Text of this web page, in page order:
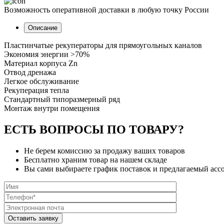
Возможность оперативной доставки в любую точку России
Описание
Пластинчатые рекуператоры для прямоугольных каналов
Экономия энергии >70%
Материал корпуса Zn
Отвод дренажа
Легкое обслуживание
Рекуперация тепла
Стандартный типоразмерный ряд
Монтаж внутри помещения
ЕСТЬ ВОПРОСЫ ПО ТОВАРУ?
Не берем комиссию за продажу ваших товаров
Бесплатно храним товар на нашем складе
Вы сами выбираете график поставок и предлагаемый